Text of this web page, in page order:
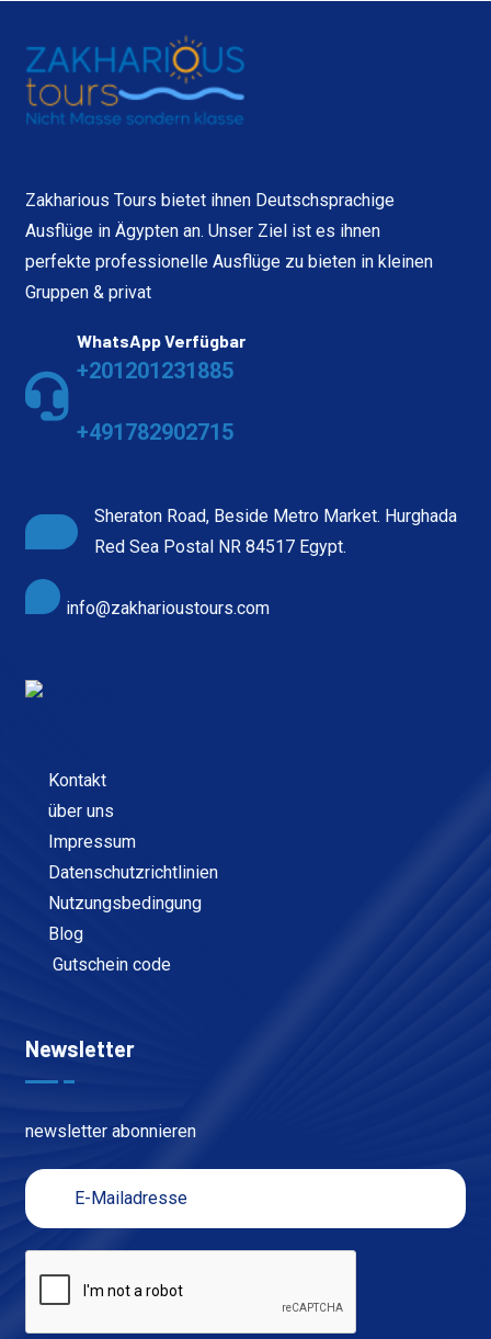
Zakharious Tours bietet ihnen Deutschsprachige
Ausflüge in Ägypten an. Unser Ziel ist es ihnen
perfekte professionelle Ausflüge zu bieten in kleinen
Gruppen & privat
WhatsApp Verfügbar
+201201231885
+491782902715
Sheraton Road, Beside Metro Market. Hurghada
Red Sea Postal NR 84517 Egypt.
info@zakharioustours.com
Kontakt
über uns
Impressum
Datenschutzrichtlinien
Nutzungsbedingung
Blog
Gutschein code
Newsletter
newsletter abonnieren